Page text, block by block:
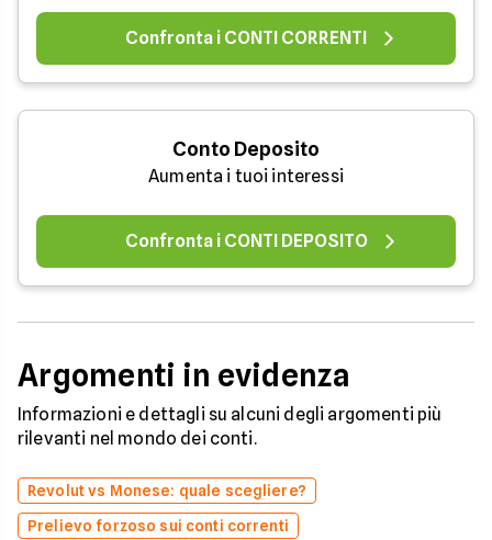
Confronta i CONTI CORRENTI
Conto Deposito
Aumenta i tuoi interessi
Confronta i CONTI DEPOSITO
Argomenti in evidenza
Informazioni e dettagli su alcuni degli argomenti più
rilevanti nel mondo dei conti.
Revolut vs Monese: quale scegliere?
Prelievo forzoso sui conti correnti